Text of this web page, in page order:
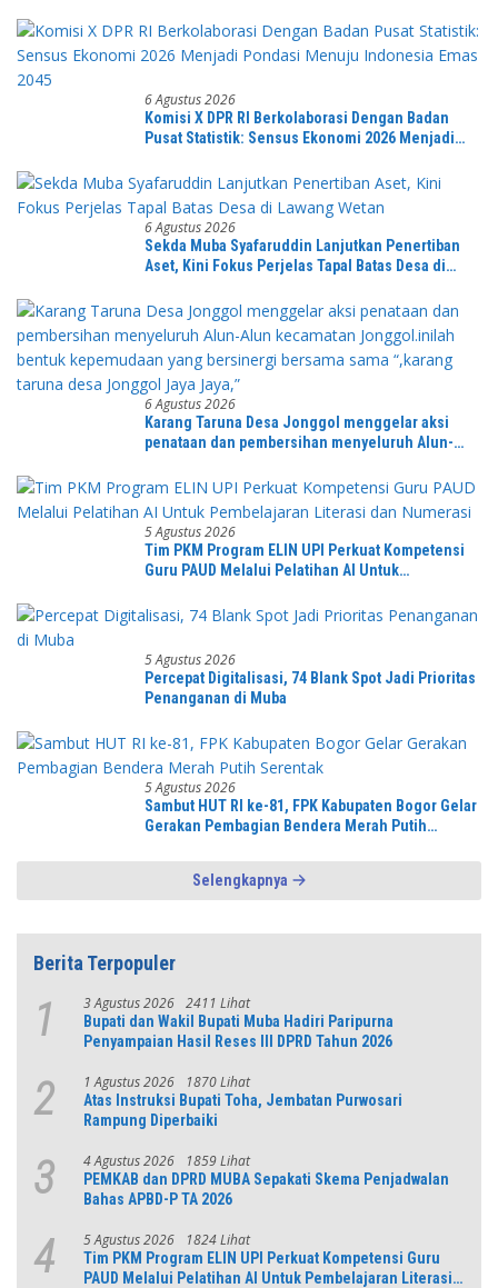
6 Agustus 2026
Komisi X DPR RI Berkolaborasi Dengan Badan
Pusat Statistik: Sensus Ekonomi 2026 Menjadi
6 Agustus 2026
Sekda Muba Syafaruddin Lanjutkan Penertiban
Aset, Kini Fokus Perjelas Tapal Batas Desa di
6 Agustus 2026
Karang Taruna Desa Jonggol menggelar aksi
penataan dan pembersihan menyeluruh Alun-
kepemudaan yang bersinergi bersama sama
“,karang taruna desa Jonggol Jaya Jaya,”
5 Agustus 2026
Tim PKM Program ELIN UPI Perkuat Kompetensi
Guru PAUD Melalui Pelatihan AI Untuk
5 Agustus 2026
Percepat Digitalisasi, 74 Blank Spot Jadi Prioritas
Penanganan di Muba
5 Agustus 2026
Sambut HUT RI ke-81, FPK Kabupaten Bogor Gelar
Gerakan Pembagian Bendera Merah Putih
Selengkapnya
Berita Terpopuler
1 3 Agustus 2026 2411 Lihat
Bupati dan Wakil Bupati Muba Hadiri Paripurna
Penyampaian Hasil Reses III DPRD Tahun 2026
2 1 Agustus 2026 1870 Lihat
Atas Instruksi Bupati Toha, Jembatan Purwosari
Rampung Diperbaiki
3 4 Agustus 2026 1859 Lihat
PEMKAB dan DPRD MUBA Sepakati Skema Penjadwalan
Bahas APBD-P TA 2026
4 5 Agustus 2026 1824 Lihat
Tim PKM Program ELIN UPI Perkuat Kompetensi Guru
PAUD Melalui Pelatihan AI Untuk Pembelajaran Literasi